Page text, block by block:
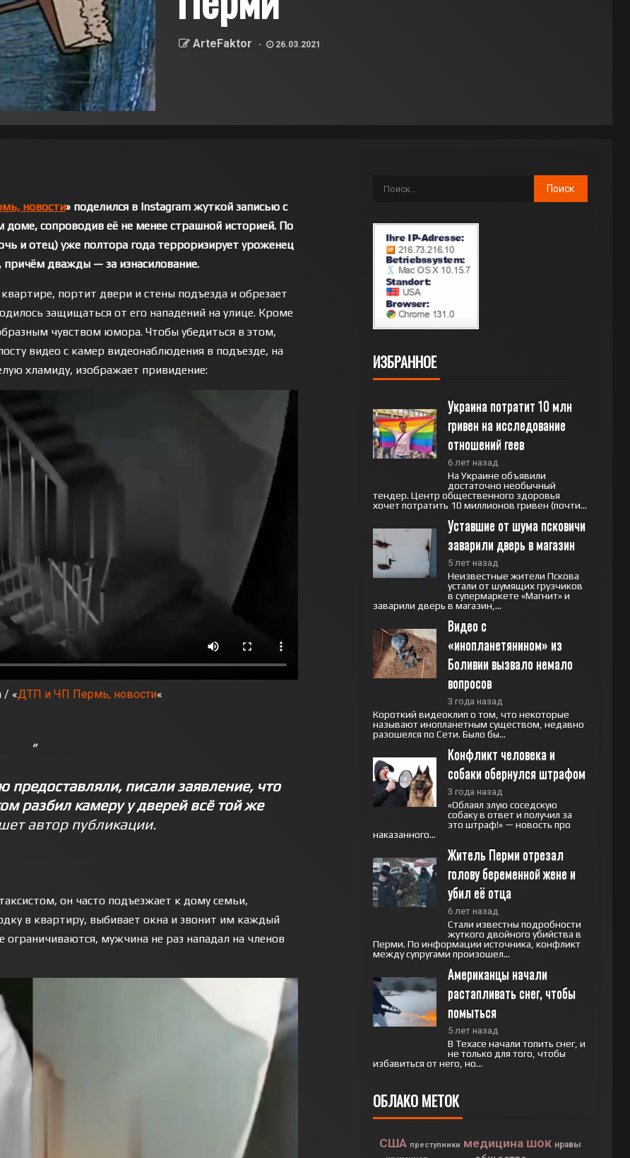
ArteFaktor 26.03.2021
новости» поделился в Instagram жуткой записью с
сопроводив её не менее страшной историей. По
и отец) уже полтора года терроризирует уроженец
дважды — за изнасилование.
портит двери и стены подъезда и обрезает
защищаться от его нападений на улице. Кроме
чувством юмора. Чтобы убедиться в этом,
видео с камер видеонаблюдения в подъезде, на
хламиду, изображает привидение:
/ «ДТП и ЧП Пермь, новости«
предоставляли, писали заявление, что
разбил камеру у дверей всё той же
автор публикации.
он часто подъезжает к дому семьи,
в квартиру, выбивает окна и звонит им каждый
мужчина не раз нападал на членов
ИЗБРАННОЕ
Украина потратит 10 млн
гривен на исследование
отношений геев
6 лет назад
На Украине объявили
достаточно необычный
тендер. Центр общественного здоровья
хочет потратить 10 миллионов гривен (почти...
Уставшие от шума псковичи
заварили дверь в магазин
5 лет назад
Неизвестные жители Пскова
устали от шумящих грузчиков
в супермаркете «Магнит» и
заварили дверь в магазин,...
Видео с
«инопланетянином» из
Боливии вызвало немало
вопросов
3 года назад
Короткий видеоклип о том, что некоторые
называют инопланетным существом, недавно
разошелся по Сети. Было бы...
Конфликт человека и
собаки обернулся штрафом
3 года назад
«Облаял злую соседскую
собаку в ответ и получил за
это штраф!» — новость про
наказанного...
Житель Перми отрезал
голову беременной жене и
убил её отца
6 лет назад
Стали известны подробности
жуткого двойного убийства в
Перми. По информации источника, конфликт
между супругами произошел...
Американцы начали
растапливать снег, чтобы
помыться
5 лет назад
В Техасе начали топить снег, и
не только для того, чтобы
избавиться от него, но...
ОБЛАКО МЕТОК
США преступники медицина шок нравы